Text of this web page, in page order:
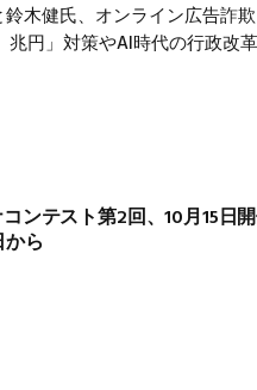
木健氏、オンライン広告詐
兆円」対策やAI時代の行政改
ンテスト第2回、10月15日
ら